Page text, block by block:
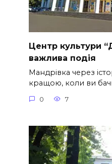
Центр культури
важлива подія
Мандрівка через
кращою, коли ви
0 7